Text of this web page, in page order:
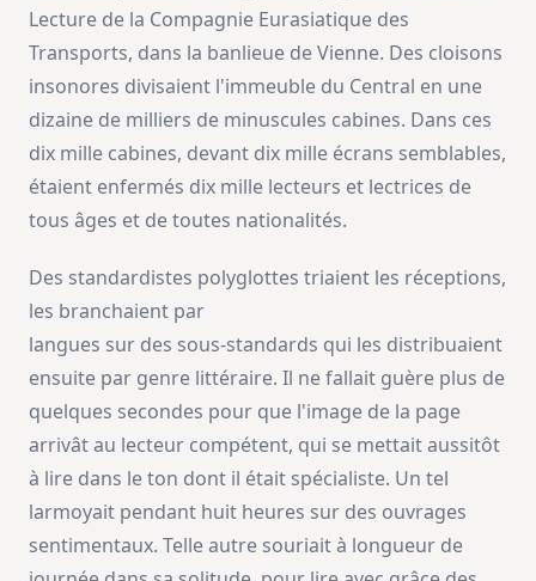
Lecture de la Compagnie Eurasiatique des
Transports, dans la banlieue de Vienne. Des cloisons
insonores divisaient l'immeuble du Central en une
dizaine de milliers de minuscules cabines. Dans ces
dix mille cabines, devant dix mille écrans semblables,
étaient enfermés dix mille lecteurs et lectrices de
tous âges et de toutes nationalités.
Des standardistes polyglottes triaient les réceptions,
les branchaient par
langues sur des sous-standards qui les distribuaient
ensuite par genre littéraire. Il ne fallait guère plus de
quelques secondes pour que l'image de la page
arrivât au lecteur compétent, qui se mettait aussitôt
à lire dans le ton dont il était spécialiste. Un tel
larmoyait pendant huit heures sur des ouvrages
sentimentaux. Telle autre souriait à longueur de